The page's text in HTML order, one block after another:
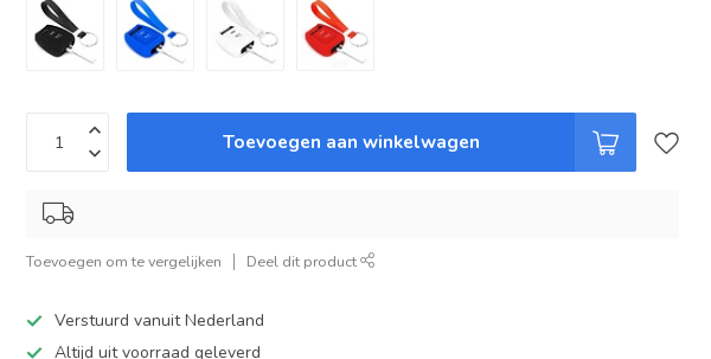
Toevoegen aan winkelwagen
Toevoegen om te vergelijken Deel dit product
Verstuurd vanuit Nederland
Altijd uit voorraad geleverd